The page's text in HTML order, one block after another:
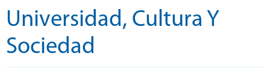
Universidad, Cultura Y
Sociedad